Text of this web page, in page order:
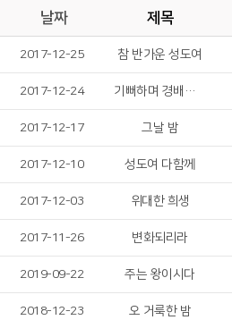
날짜 제목
2017-12-25 참 반가운 성도여
2017-12-24 기뻐하며 경배하세
2017-12-17 그날 밤
2017-12-10 성도여 다함께
2017-12-03 위대한 희생
2017-11-26 변화되리라
2019-09-22 주는 왕이시다
2018-12-23 오 거룩한 밤